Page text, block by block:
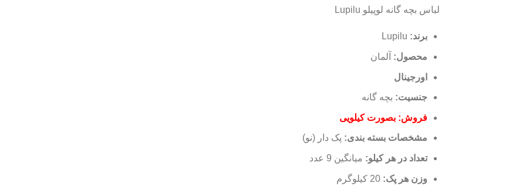
لباس بچه گانه لوپیلو Lupilu
برند:
محصول: آلمان
اورجینال
جنسیت: بچه گانه
فروش: بصورت کیلویی
مشخصات بسته بندی: پک دار (نو)
تعداد در هر کیلو: میانگین 9 عدد
وزن هر پک: